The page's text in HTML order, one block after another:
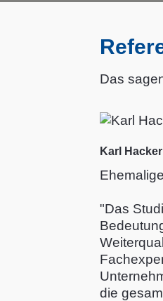
Das
Karl Hacker
"Das
die